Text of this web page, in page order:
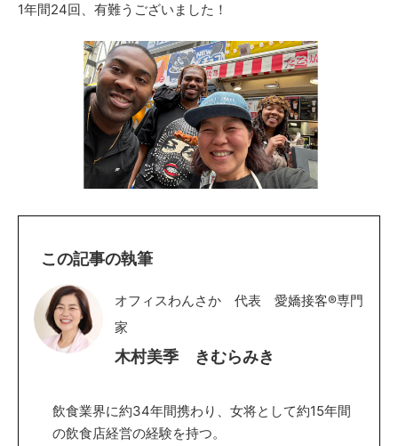
1年間24回、有難うございました！
この記事の執筆
オフィスわんさか 代表 愛嬌接客®専門
家
木村美季 きむらみき
飲食業界に約34年間携わり、女将として約15年間
の飲食店経営の経験を持つ。